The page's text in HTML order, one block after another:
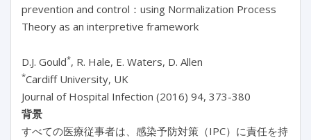
prevention and control：using Normalization Process
Theory as an interpretive framework
D.J. Gould*, R. Hale, E. Waters, D. Allen
*Cardiff University, UK
Journal of Hospital Infection (2016) 94, 373-380
背景
すべての医療従事者は、感染予防対策（IPC）に責任を持